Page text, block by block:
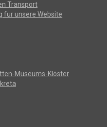
Transport
fur unsere Website
Museums-Klöster